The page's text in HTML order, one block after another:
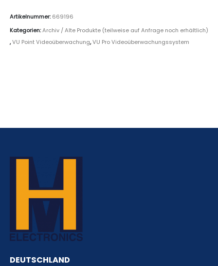
Artikelnummer:669196
Kategorien:Archiv / Alte Produkte (teilweise auf Anfrage noch erhältlich)
,VU Point Videoüberwachung,VU Pro Videoüberwachungssystem
DEUTSCHLAND